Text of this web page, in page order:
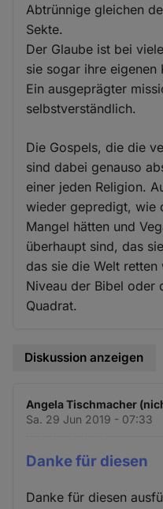
Abtrünnige gleichen
Sekte.
Der Glaube ist bei
sie sogar ihre eigenen
Ein ausgeprägter
selbstverständlich.
Die Gospels, die die
sind dabei genauso
einer jeden Religion.
wieder gepredigt, wie
Mangel hätten und
überhaupt sind, das
das sie die Welt
Niveau der Bibel oder
Quadrat.
Diskussion anzeigen
Angela Tischmacher
Sa. 29 Jun 2019 - 07:33
Danke für diesen
Danke für diesen